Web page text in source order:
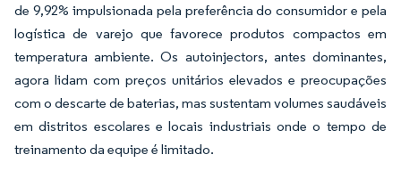
de 9,92% impulsionada pela preferência do consumidor e pela
logística de varejo que favorece produtos compactos em
temperatura ambiente. Os autoinjectors, antes dominantes,
agora lidam com preços unitários elevados e preocupações
com o descarte de baterias, mas sustentam volumes saudáveis
em distritos escolares e locais industriais onde o tempo de
treinamento da equipe é limitado.